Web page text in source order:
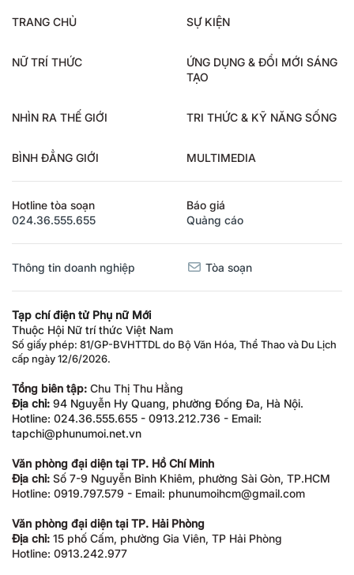
TRANG CHỦ SỰ KIỆN
NỮ TRÍ THỨC
ỨNG DỤNG & ĐỔI MỚI SÁNG
TẠO
NHÌN RA THẾ GIỚI TRI THỨC & KỸ NĂNG SỐNG
BÌNH ĐẲNG GIỚI MULTIMEDIA
Hotline tòa soạn
024.36.555.655
Báo giá
Quảng cáo
Thông tin doanh nghiệp Tòa soạn
Tạp chí điện tử Phụ nữ Mới
Thuộc Hội Nữ trí thức Việt Nam
Số giấy phép: 81/GP-BVHTTDL do Bộ Văn Hóa, Thể Thao và Du Lịch
cấp ngày 12/6/2026.
Tổng biên tập: Chu Thị Thu Hằng
Địa chỉ: 94 Nguyễn Hy Quang, phường Đống Đa, Hà Nội.
Hotline: 024.36.555.655 - 0913.212.736 - Email:
tapchi@phunumoi.net.vn
Văn phòng đại diện tại TP. Hồ Chí Minh
Địa chỉ: Số 7-9 Nguyễn Bỉnh Khiêm, phường Sài Gòn, TP.HCM
Hotline: 0919.797.579 - Email: phunumoihcm@gmail.com
Văn phòng đại diện tại TP. Hải Phòng
Địa chỉ: 15 phố Cấm, phường Gia Viên, TP Hải Phòng
Hotline: 0913.242.977